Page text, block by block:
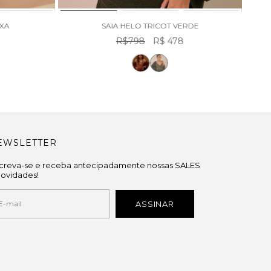
SAIA HELO TRICOT VERDE
R$798 R$ 478
se e receba antecipadamente nossas SALES